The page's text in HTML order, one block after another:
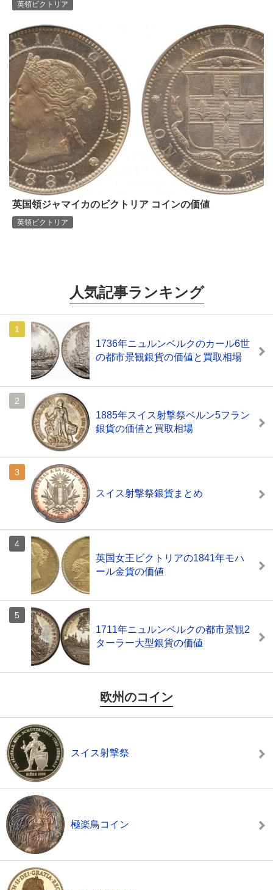
英領ビクトリア
英国領ジャマイカのビクトリア コインの価値
英領ビクトリア
人気記事ランキング
1736年ニュルンベルクのカール6世
の都市景観銀貨の価値と買取相場
1885年スイス射撃祭ベルン5フラン
銀貨の価値と買取相場
スイス射撃祭銀貨まとめ
英国女王ビクトリアの1841年モハ
ール金貨の価値
1711年ニュルンベルクの都市景観2
ターラー大型銀貨の価値
欧州のコイン
スイス射撃祭
極楽鳥コイン